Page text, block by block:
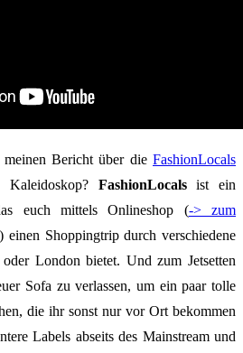
Bericht über die FashionLocals
FashionLocalsist ein
euch mittels Onlineshop (-> zum
) einen Shoppingtrip durch verschiedene
London bietet. Und zum Jetsetten
Sofa zu verlassen, um ein paar tolle
die ihr sonst nur vor Ort bekommen
Labels abseits des Mainstream und